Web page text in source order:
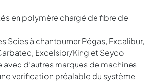
en polymère chargé de fibre de
Scies à chantourner Pégas, Excalibur,
Excelsior/King et Seyco
d’autres marques de machines
vérification préalable du système